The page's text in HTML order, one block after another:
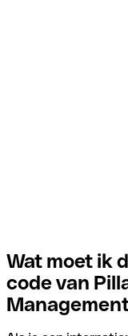
Wat moet ik
code van